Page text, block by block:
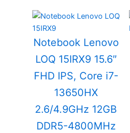
Notebook Lenovo
LOQ 15IRX9 15.6″
FHD IPS, Core i7-
13650HX
2.6/4.9GHz 12GB
DDR5-4800MHz